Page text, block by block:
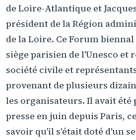
de Loire-Atlantique et
président de la Région
de la Loire. Ce Forum
siège parisien de l'Unesco et
société civile et
provenant de plusieurs
les organisateurs. Il avait été
presse en juin depuis Paris,
savoir qu'il s'était doté d'un